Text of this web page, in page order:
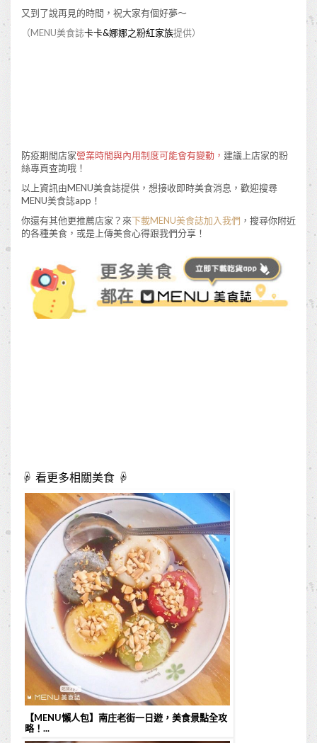
又到了說再見的時間，祝大家有個好夢～
（MENU美食誌卡卡&娜娜之粉紅家族提供）
防疫期間店家營業時間與內用制度可能會有變動， 建議上店家的粉
絲專頁查詢哦！
以上資訊由MENU美食誌提供，想接收即時美食消息，歡迎搜尋
MENU美食誌app！
你還有其他更推薦店家？來下載MENU美食誌加入我們 ，搜尋你附近
的各種美食，或是上傳美食心得跟我們分享！
☟ 看更多相關美食 ☟
【MENU懶人包】南庄老街一日遊，美食景點全攻
略！...